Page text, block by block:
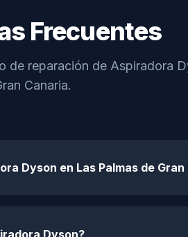
Frecuentes
de reparación de Aspiradora
Canaria.
Dyson en Las Palmas de Gran
Dyson?